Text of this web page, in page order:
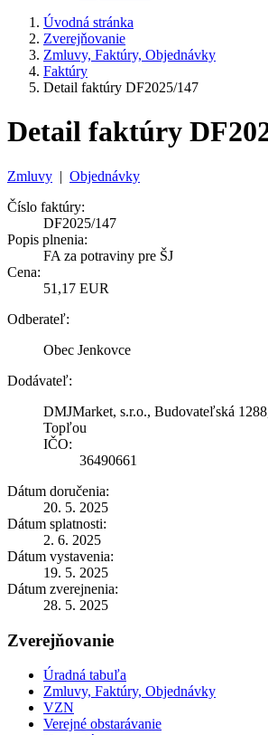
Úvodná stránka
Zverejňovanie
Zmluvy, Faktúry, Objednávky
Faktúry
Detail faktúry DF2025/147
Detail faktúry
Zmluvy | Objednávky
Číslo faktúry:
DF2025/147
Popis plnenia:
FA za potraviny pre ŠJ
Cena:
51,17 EUR
Odberateľ:
Obec Jenkovce
Dodávateľ:
DMJMarket, s.r.o., Budovateľská
Topľou
IČO:
36490661
Dátum doručenia:
20. 5. 2025
Dátum splatnosti:
2. 6. 2025
Dátum vystavenia:
19. 5. 2025
Dátum zverejnenia:
28. 5. 2025
Zverejňovanie
Úradná tabuľa
Zmluvy, Faktúry, Objednávky
VZN
Verejné obstarávanie